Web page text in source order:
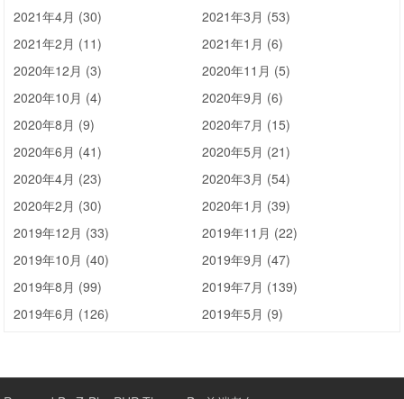
2021年4月 (30)
2021年3月 (53)
2021年2月 (11)
2021年1月 (6)
2020年12月 (3)
2020年11月 (5)
2020年10月 (4)
2020年9月 (6)
2020年8月 (9)
2020年7月 (15)
2020年6月 (41)
2020年5月 (21)
2020年4月 (23)
2020年3月 (54)
2020年2月 (30)
2020年1月 (39)
2019年12月 (33)
2019年11月 (22)
2019年10月 (40)
2019年9月 (47)
2019年8月 (99)
2019年7月 (139)
2019年6月 (126)
2019年5月 (9)